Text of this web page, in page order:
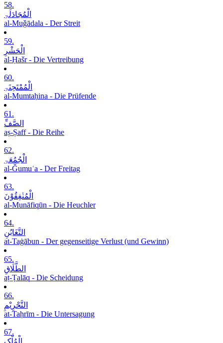
58.
الْمُجَادَلَۃِ
al-Muǧādala - Der Streit
59.
الْحَشْرِ
al-Ḥašr - Die Vertreibung
60.
الْمُمْتَحِنَۃِ
al-Mumtaḥina - Die Prüfende
61.
الصَّفِّ
aṣ-Ṣaff - Die Reihe
62.
الْجُمُعَۃِ
al-Ǧumuʿa - Der Freitag
63.
الْمُنٰفِقُوْنَ
al-Munāfiqūn - Die Heuchler
64.
التَّغَابُنِ
at-Taġābun - Der gegenseitige Verlust (und Gewinn)
65.
الطَّلَاقِ
aṭ-Ṭalāq - Die Scheidung
66.
التَّحْرِیْمِ
at-Taḥrīm - Die Untersagung
67.